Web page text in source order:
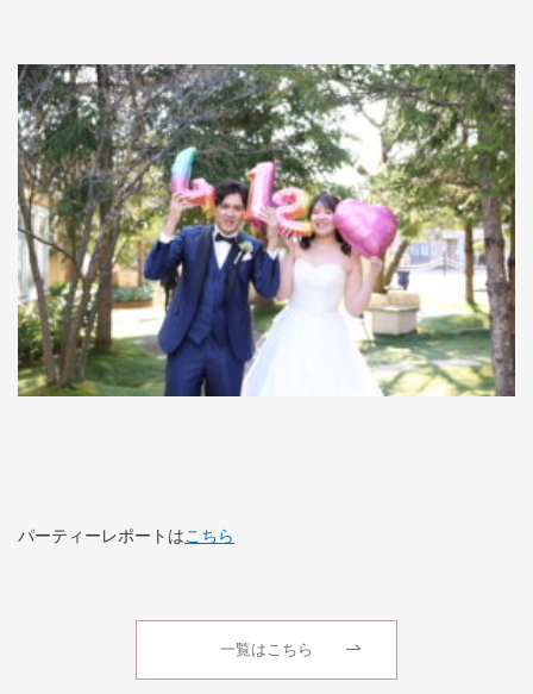
パーティーレポートは こちら
一覧はこちら